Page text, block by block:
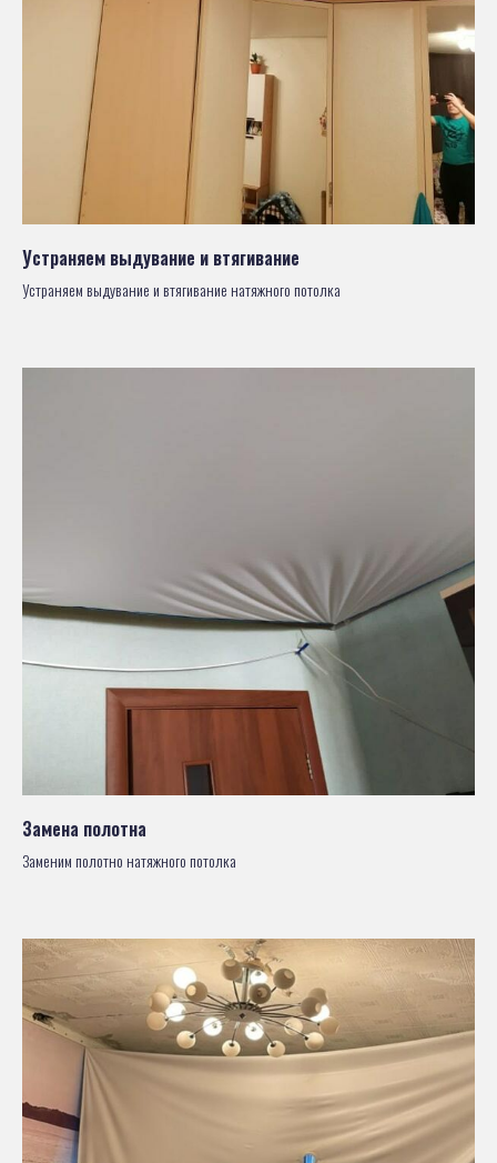
Устраняем выдувание и втягивание
Устраняем выдувание и втягивание натяжного потолка
Замена полотна
Заменим полотно натяжного потолка